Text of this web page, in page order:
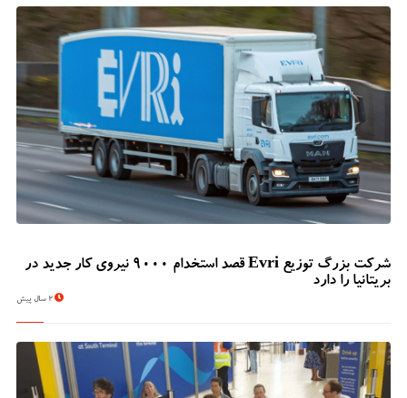
شرکت بزرگ توزیع Evri قصد استخدام ۹۰۰۰ نیروی کار جدید در
بریتانیا را دارد
2 سال پیش